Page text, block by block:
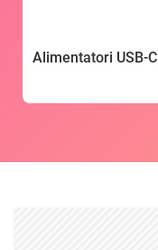
Alimentatori USB-C